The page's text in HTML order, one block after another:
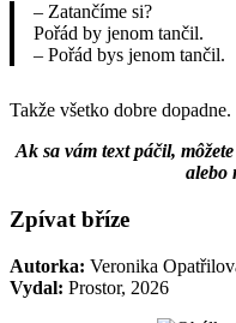
– Zatančíme si?
Pořád by jenom tančil.
– Pořád bys jenom tančil.
Takže všetko dobre dopadne.
Ak sa vám text páčil,
alebo
Zpívat bříze
Autorka: Veronika
Vydal: Prostor, 2026